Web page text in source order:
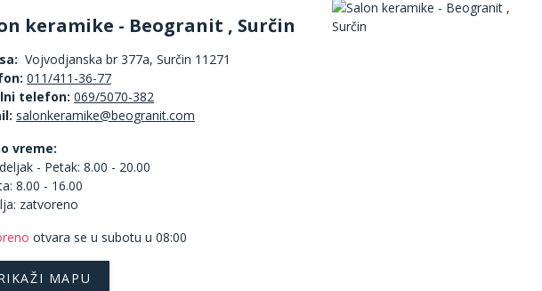
keramike - Beogranit , Surčin
Vojvodjanska br 377a, Surčin 11271
011/411-36-77
telefon: 069/5070-382
vreme:
- Petak: 8.00 - 20.00
8.00 - 16.00
zatvoreno
otvara se u subotu u 08:00
MAPU